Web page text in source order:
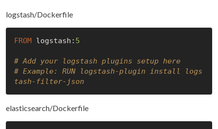
logstash/Dockerfile
FROM logstash: 5
# Add your logstash plugins setup here
# Example: RUN logstash-plugin install logs
tash-filter-json
elasticsearch/Dockerfile